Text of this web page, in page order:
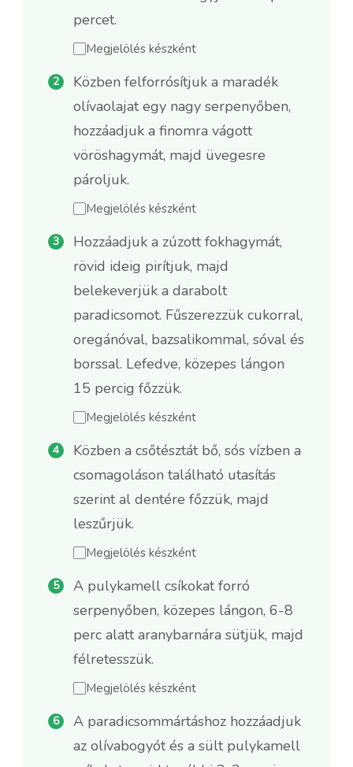
percet.
Megjelölés készként
Közben felforrósítjuk a maradék
olívaolajat egy nagy serpenyőben,
hozzáadjuk a finomra vágott
vöröshagymát, majd üvegesre
pároljuk.
Megjelölés készként
Hozzáadjuk a zúzott fokhagymát,
rövid ideig pirítjuk, majd
belekeverjük a darabolt
paradicsomot. Fűszerezzük cukorral,
oregánóval, bazsalikommal, sóval és
borssal. Lefedve, közepes lángon
15 percig főzzük.
Megjelölés készként
Közben a csőtésztát bő, sós vízben a
csomagoláson található utasítás
szerint al dentére főzzük, majd
leszűrjük.
Megjelölés készként
A pulykamell csíkokat forró
serpenyőben, közepes lángon, 6-8
perc alatt aranybarnára sütjük, majd
félretesszük.
Megjelölés készként
A paradicsommártáshoz hozzáadjuk
az olívabogyót és a sült pulykamell